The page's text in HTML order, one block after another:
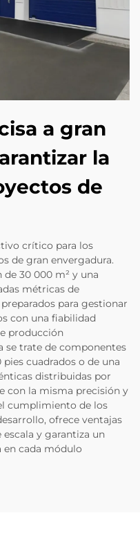
a gran
la
de
crítico para los
de gran envergadura.
30 000 m² y una
métricas de
para gestionar
con una fiabilidad
producción
se trate de componentes
cuadrados o de una
distribuidas por
con la misma precisión y
cumplimiento de los
ofrece ventajas
y garantiza un
en cada módulo